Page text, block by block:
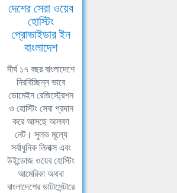
দেশের সেরা ওয়েব
হোস্টিং
প্রোভাইডার ইন
বাংলাদেশ
দীর্ঘ ১৭ বছর বাংলাদেশে
নিরবিচ্ছিন্ন ভাবে
ডোমেইন রেজিস্ট্রেশন
ও হোস্টিং সেবা প্রদান
করে আসছে আলফা
নেট। সুলভ মূল্যে
সর্বাধুনিক লিনাক্স এবং
উইন্ডোজ ওয়েব হোস্টিং
আমেরিকা অথবা
বাংলাদেশের ডাটাসেন্টারে